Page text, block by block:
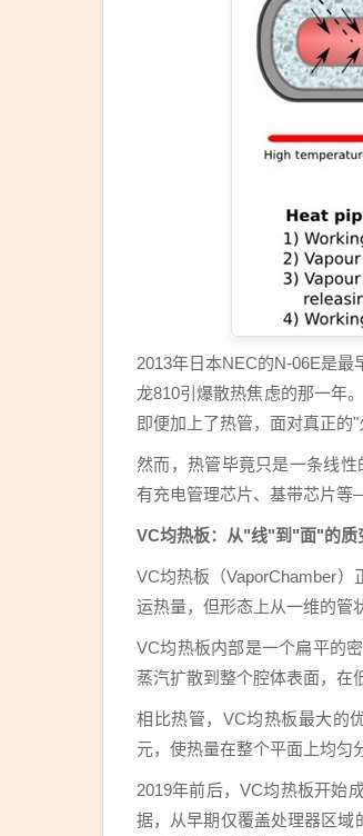
2013年日本NEC的N-06E是
龙810引爆散热焦虑的那一年
即便加上了热管，面对真正的"
然而，热管毕竟只是一条线
有充电管理芯片、基带芯片等
VC均热板：从"线"到"面"的质
VC均热板（VaporChamber
运热量，但形态上从一维的管
VC均热板内部是一个扁平的
蒸汽扩散到整个腔体表面，在
相比热管，VC均热板最大的
元，使热量在整个平面上均匀
2019年前后，VC均热板开始
据，从早期仅覆盖处理器区域